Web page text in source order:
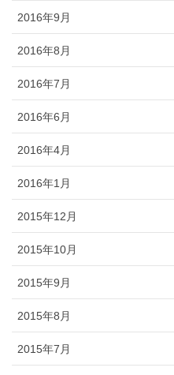
2016年9月
2016年8月
2016年7月
2016年6月
2016年4月
2016年1月
2015年12月
2015年10月
2015年9月
2015年8月
2015年7月